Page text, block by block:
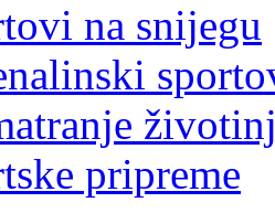
na snijegu
pripreme